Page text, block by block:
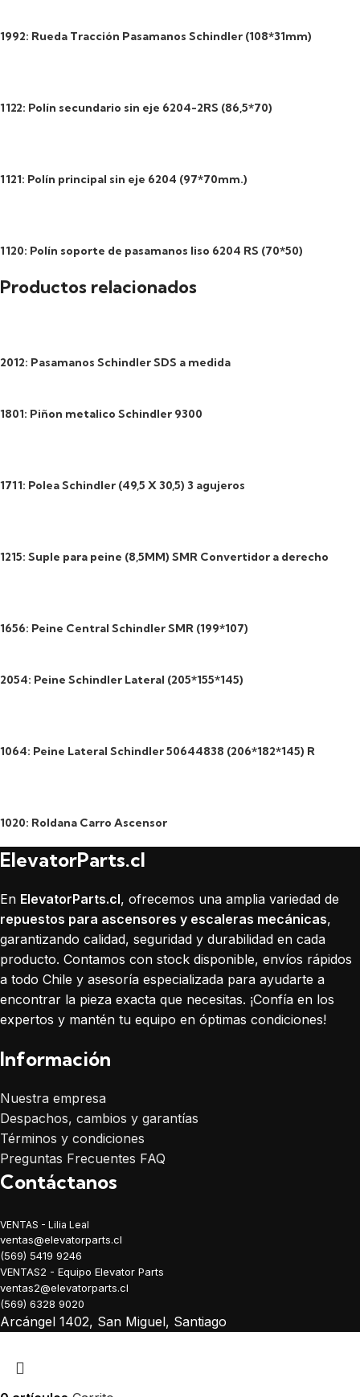
1992: Rueda Tracción Pasamanos Schindler (108*31mm)
1122: Polín secundario sin eje 6204-2RS (86,5*70)
1121: Polín principal sin eje 6204 (97*70mm.)
1120: Polín soporte de pasamanos liso 6204 RS (70*50)
Productos relacionados
2012: Pasamanos Schindler SDS a medida
1801: Piñon metalico Schindler 9300
1711: Polea Schindler (49,5 X 30,5) 3 agujeros
1215: Suple para peine (8,5MM) SMR Convertidor a derecho
1656: Peine Central Schindler SMR (199*107)
2054: Peine Schindler Lateral (205*155*145)
1064: Peine Lateral Schindler 50644838 (206*182*145) R
1020: Roldana Carro Ascensor
ElevatorParts.cl
En ElevatorParts.cl, ofrecemos una amplia variedad de
repuestos para ascensores y escaleras mecánicas,
garantizando calidad, seguridad y durabilidad en cada
producto. Contamos con stock disponible, envíos rápidos
a todo Chile y asesoría especializada para ayudarte a
encontrar la pieza exacta que necesitas. ¡Confía en los
expertos y mantén tu equipo en óptimas condiciones!
Información
Nuestra empresa
Despachos, cambios y garantías
Términos y condiciones
Preguntas Frecuentes FAQ
Contáctanos
VENTAS - Lilia Leal
ventas@elevatorparts.cl
(569) 5419 9246
VENTAS2 - Equipo Elevator Parts
ventas2@elevatorparts.cl
(569) 6328 9020
Arcángel 1402, San Miguel, Santiago